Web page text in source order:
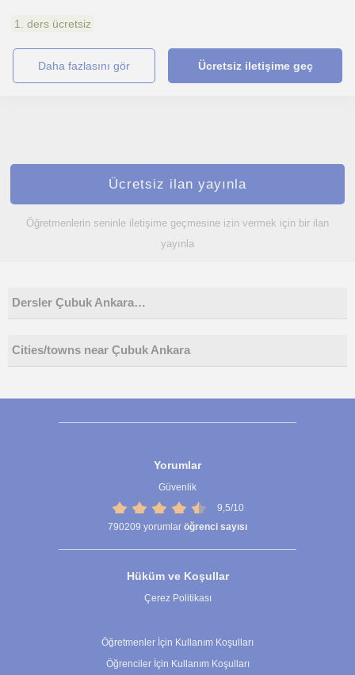
1. ders ücretsiz
daha fazlasını gör Ücretsiz iletişime geç
Ücretsiz ilan yayınla
Öğretmenlerin seninle iletişime geçmesine izin vermek için bir ilan
yayınla
Dersler Çubuk Ankara…
Cities/towns near Çubuk Ankara
Yorumlar
Güvenlik
9,5/10
790209 yorumlar öğrenci sayısı
Hüküm ve Koşullar
Çerez Politikası
Öğretmenler İçin Kullanım Koşulları
Öğrenciler İçin Kullanım Koşulları